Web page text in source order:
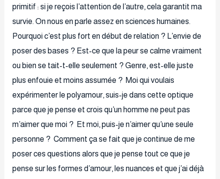
primitif : si je reçois l’attention de l’autre, cela garantit ma
survie. On nous en parle assez en sciences humaines.
Pourquoi c’est plus fort en début de relation ? L’envie de
poser des bases ? Est-ce que la peur se calme vraiment
ou bien se tait-t-elle seulement ? Genre, est-elle juste
plus enfouie et moins assumée ? Moi qui voulais
expérimenter le polyamour, suis-je dans cette optique
parce que je pense et crois qu’un homme ne peut pas
m’aimer que moi ? Et moi, puis-je n’aimer qu’une seule
personne ? Comment ça se fait que je continue de me
poser ces questions alors que je pense tout ce que je
pense sur les formes d’amour, les nuances et que j’ai déjà